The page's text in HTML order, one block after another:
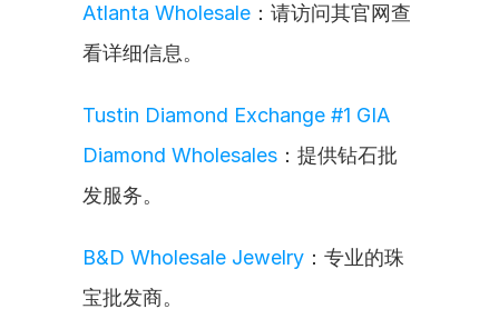
Atlanta Wholesale ：请访问其官网查
看详细信息。
Tustin Diamond Exchange #1 GIA
Diamond Wholesales ：提供钻石批
发服务。
B&D Wholesale Jewelry ：专业的珠
宝批发商。